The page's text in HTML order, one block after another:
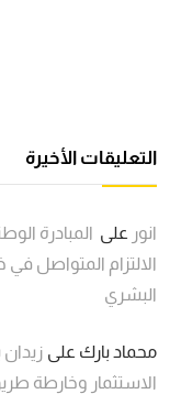
التعليقات الأخيرة
انور على المبادرة
الالتزام المتواصل
البشري
محماد بارك على
الاستثمار وخارطة